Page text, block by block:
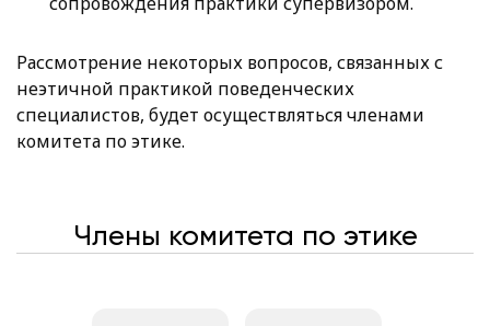
Рассмотрение некоторых вопросов, связанных с
неэтичной практикой поведенческих
специалистов, будет осуществляться членами
комитета по этике.
Члены комитета по этике